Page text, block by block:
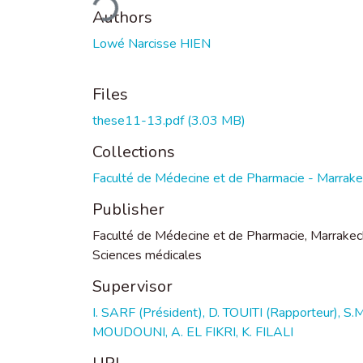
Authors
Lowé Narcisse HIEN
Files
these11-13.pdf(3.03 MB)
Collections
Faculté de Médecine et de Pharmacie -
Publisher
Faculté de Médecine et de Pharmacie,
Sciences médicales
Supervisor
I. SARF (Président), D. TOUITI (Rapporteur),
MOUDOUNI, A. EL FIKRI, K. FILALI